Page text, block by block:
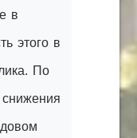
в
этого в
По
снижения